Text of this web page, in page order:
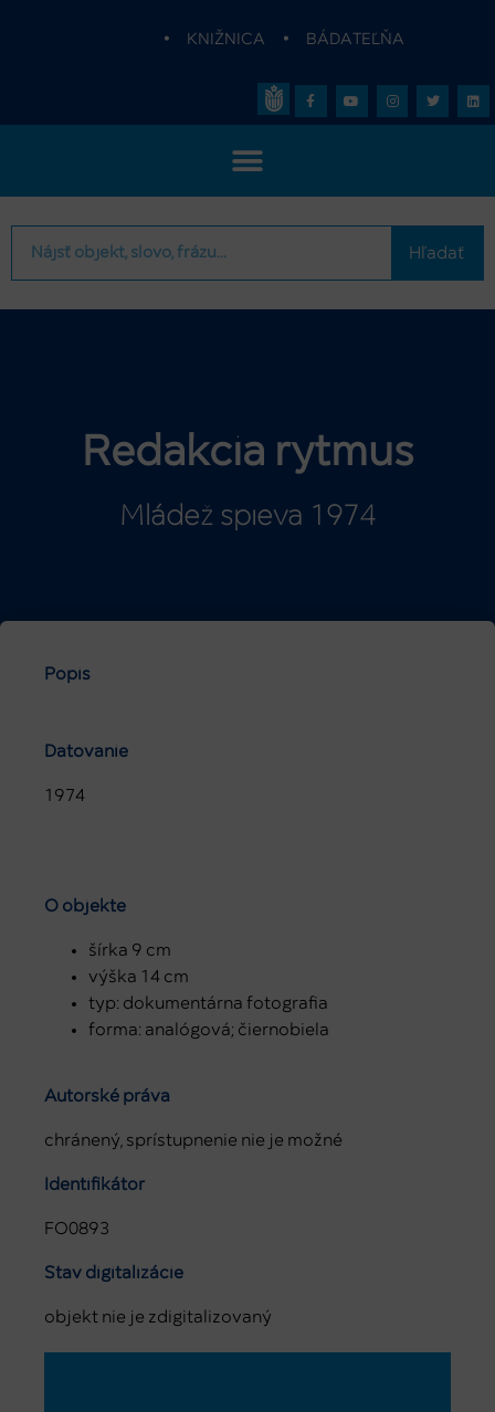
• KNIŽNICA • BÁDATEĽŇA
Hľadať
Redakcia rytmus
Mládež spieva 1974
Popis
Datovanie
1974
O objekte
šírka 9 cm
výška 14 cm
typ: dokumentárna fotografia
forma: analógová; čiernobiela
Autorské práva
chránený, sprístupnenie nie je možné
Identifikátor
FO0893
Stav digitalizácie
objekt nie je zdigitalizovaný